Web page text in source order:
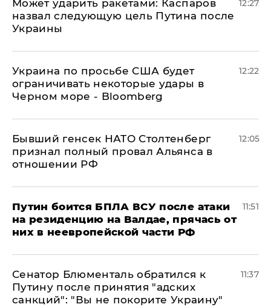
Может ударить ракетами: Каспаров
назвал следующую цель Путина после
Украины
12:27
Украина по просьбе США будет
ограничивать некоторые удары в
Черном море - Bloomberg
12:22
Бывший генсек НАТО Столтенберг
признал полный провал Альянса в
отношении РФ
12:05
Путин боится БПЛА ВСУ после атаки
на резиденцию на Валдае, прячась от
них в неевропейской части РФ
11:51
Сенатор Блюменталь обратился к
Путину после принятия "адских
санкций": "Вы не покорите Украину"
11:37